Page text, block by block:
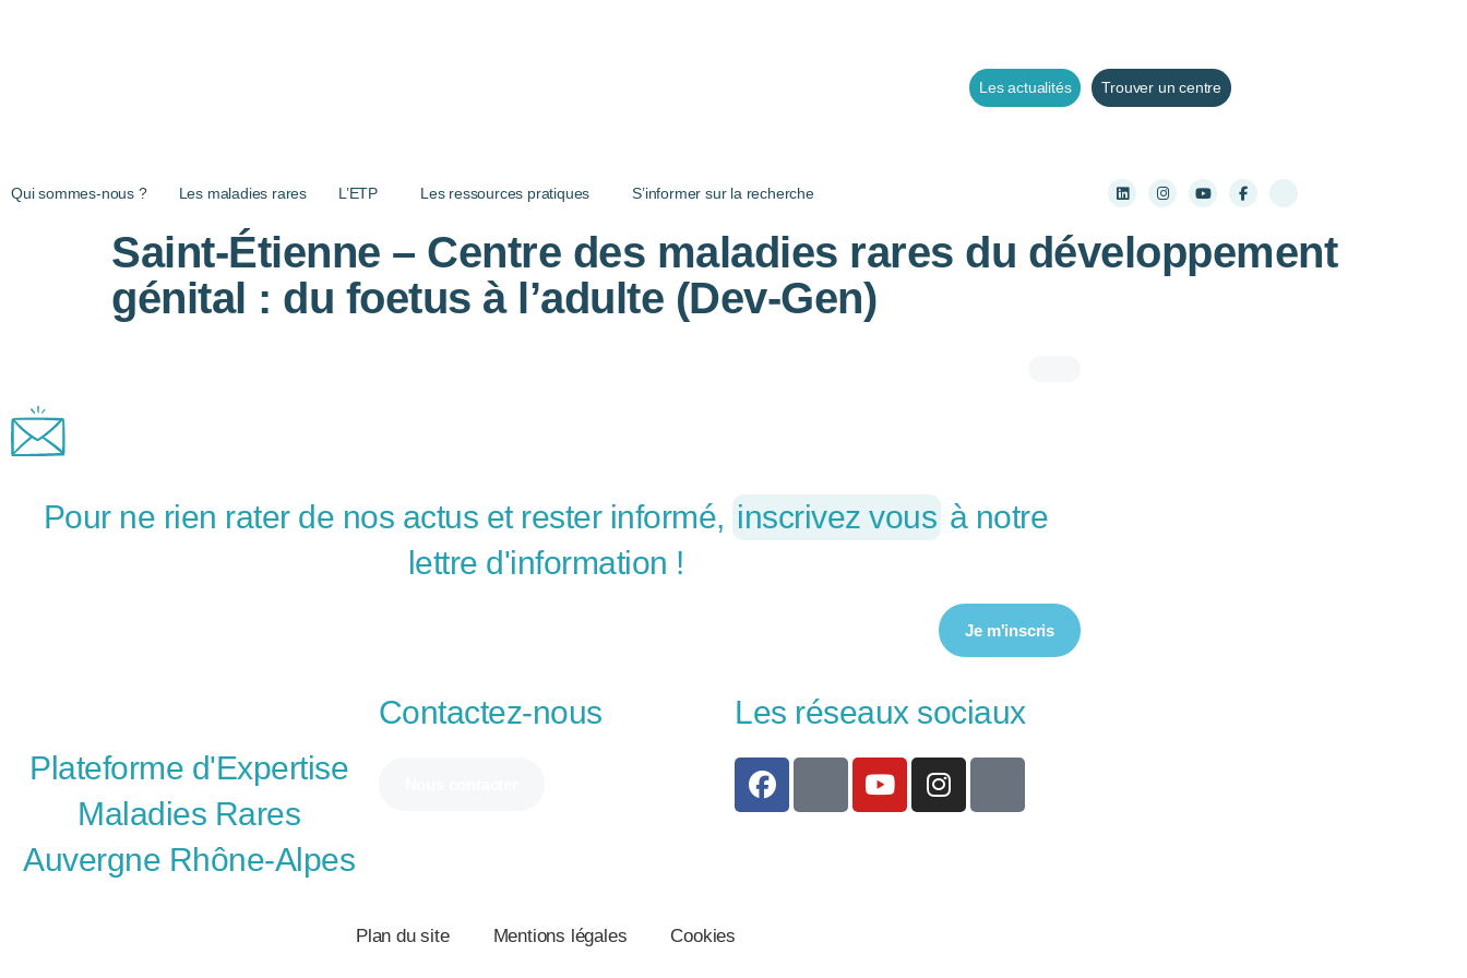
Les actualités Trouver un centre
Qui sommes-nous ? Les maladies rares L’ETP Les ressources pratiques S’informer sur la recherche
Saint-Étienne – Centre des maladies rares du développement
génital : du foetus à l’adulte (Dev-Gen)
Pour ne rien rater de nos actus et rester informé, inscrivez vous à notre
lettre d'information !
Je m'inscris
Plateforme d'Expertise
Maladies Rares
Auvergne Rhône-Alpes
Contactez-nous Les réseaux sociaux
Plan du site Mentions légales Cookies